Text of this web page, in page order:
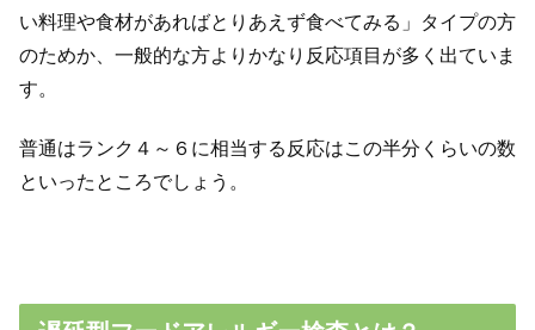
い料理や食材があればとりあえず食べてみる」タイプの方
のためか、一般的な方よりかなり反応項目が多く出ていま
す。
普通はランク４～６に相当する反応はこの半分くらいの数
といったところでしょう。